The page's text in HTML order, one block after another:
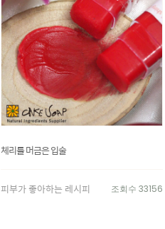
체리를 머금은 입술
피부가 좋아하는 레시피 조회수 33156